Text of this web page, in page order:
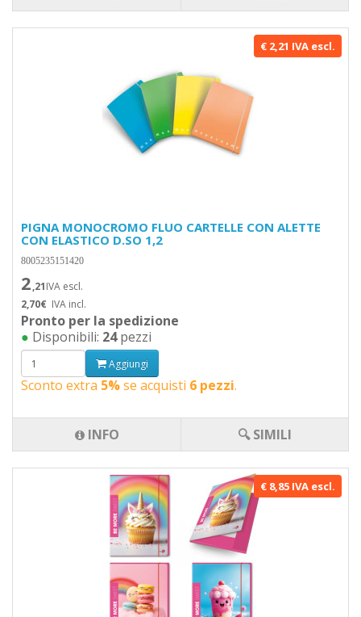
€ 2,21 IVA escl.
PIGNA MONOCROMO FLUO CARTELLE CON ALETTE
CON ELASTICO D.SO 1,2
8005235151420
2,21IVA escl.
2,70€ IVA incl.
Pronto per la spedizione
● Disponibili: 24pezzi
Aggiungi
Sconto extra 5%se acquisti 6 pezzi.
INFO 🔍 SIMILI
€ 8,85 IVA escl.